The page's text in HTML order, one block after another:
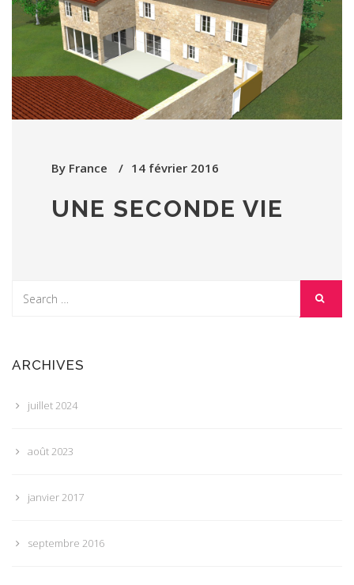
By France 14 février 2016
UNE SECONDE VIE
ARCHIVES
juillet 2024
août 2023
janvier 2017
septembre 2016